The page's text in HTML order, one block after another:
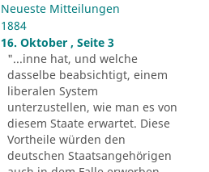
Neueste Mitteilungen
1884
16. Oktober , Seite 3
"...inne hat, und welche
dasselbe beabsichtigt, einem
liberalen System
unterzustellen, wie man es von
diesem Staate erwartet. Diese
Vortheile würden den
deutschen Staatsangehörigen